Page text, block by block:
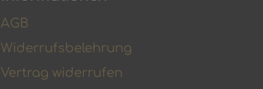
AGB
Widerrufsbelehrung
Vertrag widerrufen